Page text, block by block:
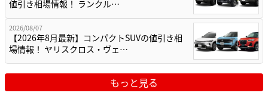
値引き相場情報！ ランクル…
2026/08/07
【2026年8月最新】コンパクトSUVの値引き相
場情報！ ヤリスクロス・ヴェ…
もっと見る